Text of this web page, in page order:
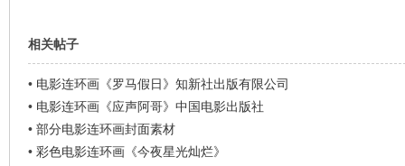
相关帖子
• 电影连环画《罗马假日》知新社出版有限公司
• 电影连环画《应声阿哥》中国电影出版社
• 部分电影连环画封面素材
• 彩色电影连环画《今夜星光灿烂》